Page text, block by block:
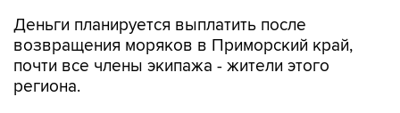
Деньги планируется выплатить после
возвращения моряков в Приморский край,
почти все члены экипажа - жители этого
региона.